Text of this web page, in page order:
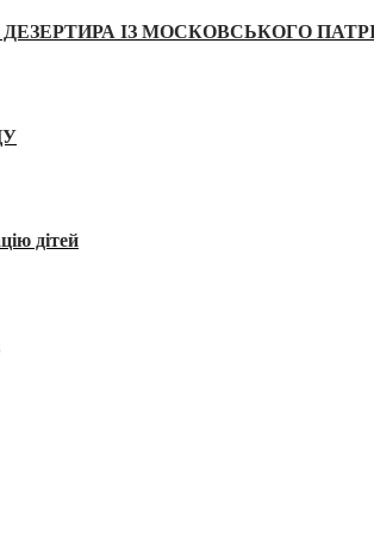
ІЗ МОСКОВСЬКОГО
дітей